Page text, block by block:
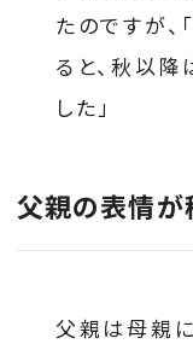
たのですが、
ると、秋以
した」
父親の表情が
父親は母親